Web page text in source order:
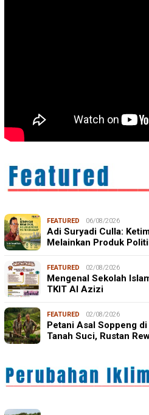
FEATURED 06/08/2026
Adi Suryadi Culla:
Melainkan Produk
FEATURED 02/08/2026
Mengenal Sekolah
TKIT Al Azizi
FEATURED 02/08/2026
Petani Asal Soppeng
Tanah Suci, Rustan